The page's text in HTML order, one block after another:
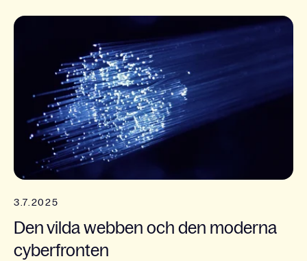
3.7.2025
Den vilda webben och den moderna
cyberfronten